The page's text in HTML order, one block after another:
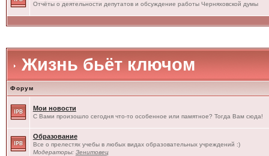
Отчёты о деятельности депутатов и обсуждение работы Черняховской думы
Жизнь бьёт ключом
Форум
Мои новости
С Вами произошло сегодня что-то особенное или памятное? Тогда Вам сюда!
Образование
Все о прелестях учебы в любых видах образовательных учреждений :)
Модераторы: Зенитовец